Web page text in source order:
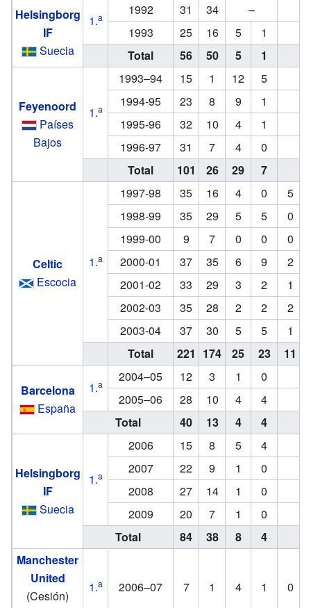
Helsingborg
IF
Suecia
1.a 1992 31 34 –
1993
25 16 5 1
Total
56 50 5 1
Feyenoord
Países
Bajos
1.a
1993–94 15 1 12 5
1994-95
23 8 9 1
1995-96
32 10 4 1
1996-97
31 7 4 0
Total
101 26 29 7
Celtic
Escocia
1.a
1997-98 35 16 4 0
5
1998-99
35 29 5 5
0
1999-00
9 7 0 0
0
2000-01
37 35 6 9
2
2001-02
33 29 3 2
1
2002-03
35 28 2 2
2
2003-04
37 30 5 5
1
Total
221 174 25 23 11
Barcelona
España
1.a 2004–05 12 3 1 0
2005–06
28 10 4 4
Total
40 13 4 4
Helsingborg
IF
Suecia
1.a
2006 15 8 5 4
2007
22 9 1 0
2008
27 14 1 0
2009
20 7 1 0
Total
84 38 8 4
Manchester
United
(Cesión)
1.a 2006–07 7 1 4 1 0